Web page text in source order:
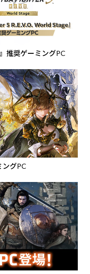
推奨ゲーミングPC
ングPC